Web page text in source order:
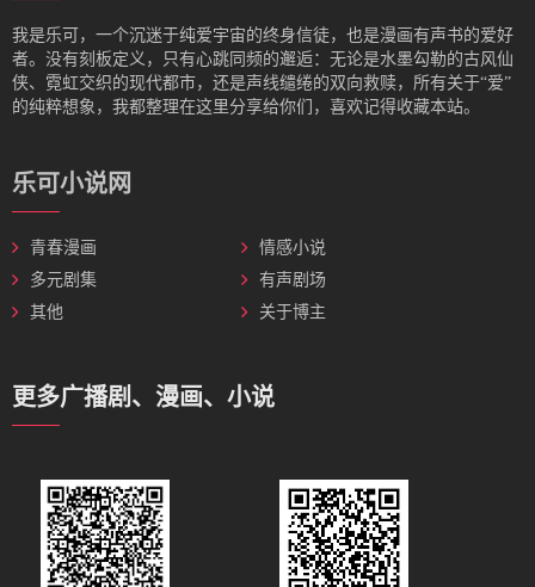
我是‌乐可，一个沉迷于纯爱宇宙的终身信徒，也是漫画有声书的爱好
者。没有刻板定义，只有心跳同频的邂逅：无论是水墨勾勒的古风仙
侠、霓虹交织的现代都市，还是声线缱绻的双向救赎，所有关于“爱”
的纯粹想象，我都整理在这里分享给你们，喜欢记得收藏本站。
乐可小说网
青春漫画
情感小说
多元剧集
有声剧场
其他
关于博主
更多广播剧、漫画、小说